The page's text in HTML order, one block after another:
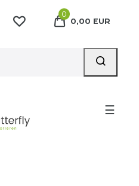
0
0,00 EUR
☰